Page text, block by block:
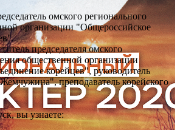
омского регионального
организации "Общероссийское
председателя омского
общественной организации
корейцев", руководитель
преподаватель корейского
вы узнаете: